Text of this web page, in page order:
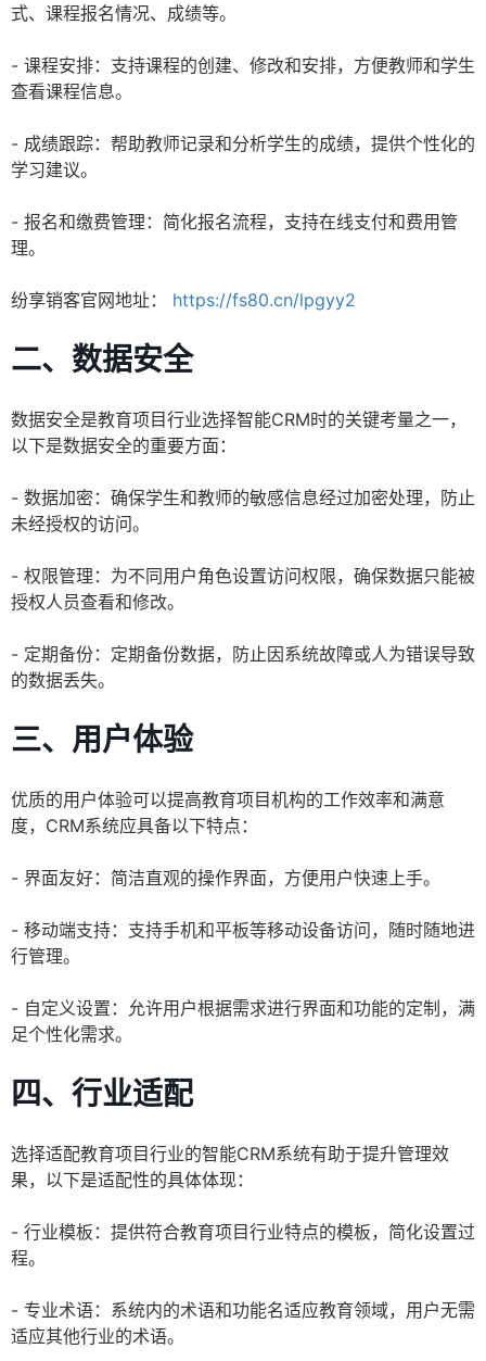
式、课程报名情况、成绩等。
- 课程安排：支持课程的创建、修改和安排，方便教师和学生
查看课程信息。
- 成绩跟踪：帮助教师记录和分析学生的成绩，提供个性化的
学习建议。
- 报名和缴费管理：简化报名流程，支持在线支付和费用管
理。
纷享销客官网地址： https://fs80.cn/lpgyy2
二、数据安全
数据安全是教育项目行业选择智能CRM时的关键考量之一，
以下是数据安全的重要方面：
- 数据加密：确保学生和教师的敏感信息经过加密处理，防止
未经授权的访问。
- 权限管理：为不同用户角色设置访问权限，确保数据只能被
授权人员查看和修改。
- 定期备份：定期备份数据，防止因系统故障或人为错误导致
的数据丢失。
三、用户体验
优质的用户体验可以提高教育项目机构的工作效率和满意
度，CRM系统应具备以下特点：
- 界面友好：简洁直观的操作界面，方便用户快速上手。
- 移动端支持：支持手机和平板等移动设备访问，随时随地进
行管理。
- 自定义设置：允许用户根据需求进行界面和功能的定制，满
足个性化需求。
四、行业适配
选择适配教育项目行业的智能CRM系统有助于提升管理效
果，以下是适配性的具体体现：
- 行业模板：提供符合教育项目行业特点的模板，简化设置过
程。
- 专业术语：系统内的术语和功能名适应教育领域，用户无需
适应其他行业的术语。